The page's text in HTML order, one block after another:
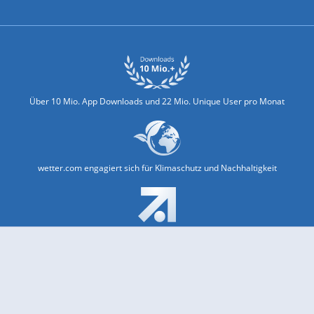
Über 10 Mio. App Downloads und 22 Mio. Unique User pro Monat
wetter.com engagiert sich für Klimaschutz und Nachhaltigkeit